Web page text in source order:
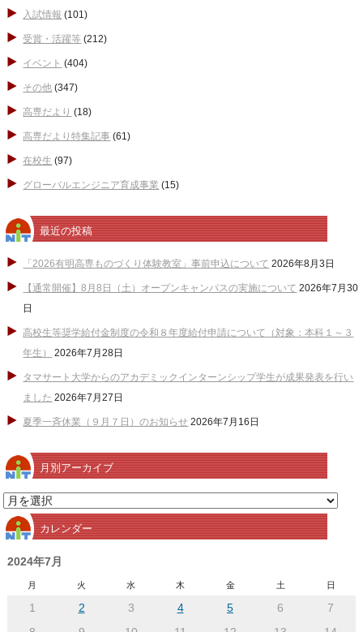
入試情報 (101)
受賞・活躍等 (212)
イベント (404)
その他 (347)
高専だより (18)
高専だより特集記事 (61)
在校生 (97)
グローバルエンジニア育成事業 (15)
最近の投稿
「2026有明高専ものづくり体験教室」事前申込について 2026年8月3日
【通常開催】8月8日（土）オープンキャンパスの実施について 2026年7月30
日
高校生等奨学給付金制度の令和８年度給付申請について（対象：本科１～３
年生）
2026年7月28日
タマサート大学からのアカデミックインターンシップ学生が成果発表を行い
ました 2026年7月27日
夏季一斉休業（９月７日）のお知らせ 2026年7月16日
月別アーカイブ
月
別
ア
ー
カレンダー
2024年7月
月 火 水 木 金 土 日
1 2 3 4 5 6
7